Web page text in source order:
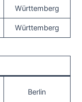
Württemberg
Württemberg
Berlin